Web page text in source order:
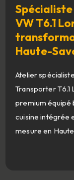
VW T6.1
Haute-
Atelier
Transporter T6.1
premium équipé
cuisine intégrée
mesure en